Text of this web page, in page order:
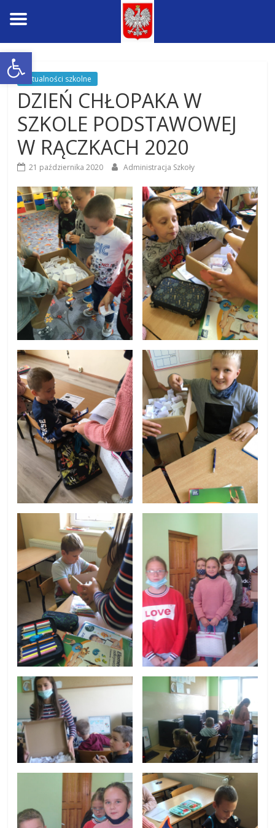
Open toolbar
Skip
to
contentAktualności szkolne
DZIEŃ CHŁOPAKA W
SZKOLE PODSTAWOWEJ
W RĄCZKACH 2020
21 października 2020 Administracja Szkoły